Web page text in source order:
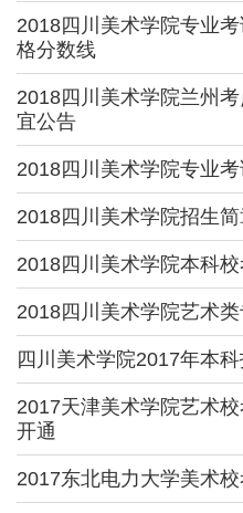
2018四川美术学院专业
格分数线
2018四川美术学院兰州
宜公告
2018四川美术学院专业
2018四川美术学院招生
2018四川美术学院本科
2018四川美术学院艺术
四川美术学院2017年本
2017天津美术学院艺术
开通
2017东北电力大学美术